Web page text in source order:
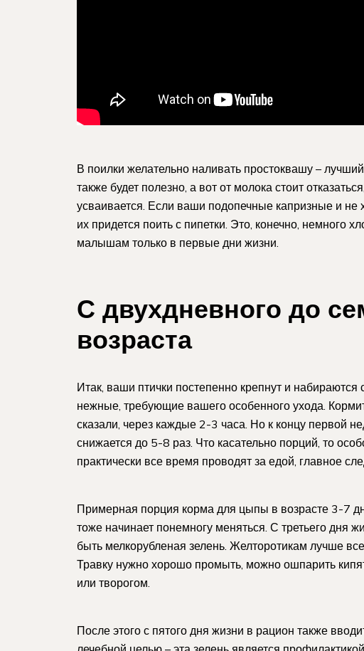
В поилки желательно наливать простоквашу –
также будет полезно, а вот от молока стоит
усваивается. Если ваши подопечные капризные и не
их придется поить с пипетки. Это, конечно, немного
малышам только в первые дни жизни.
С двухдневного до
возраста
Итак, ваши птички постепенно крепнут и
нежные, требующие вашего особенного ухода.
сказали, через каждые 2-3 часа. Но к концу первой
снижается до 5-8 раз. Что касательно порций, то
практически все время проводят за едой, главное
Примерная порция корма для цыпы в возрасте 3-7
тоже начинает понемногу меняться. С третьего
быть мелкорубленая зелень. Желторотикам лучше
Травку нужно хорошо промыть, можно ошпарить
или творогом.
После этого с пятого дня жизни в рацион также